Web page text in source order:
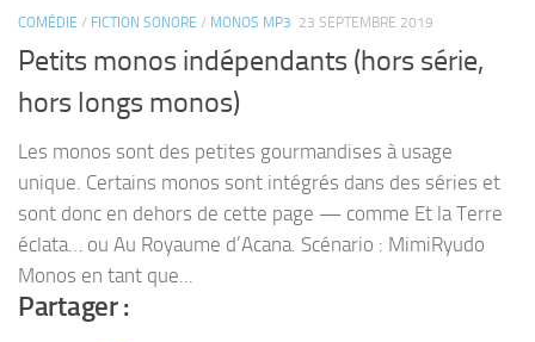
COMÉDIE / FICTION SONORE / MONOS MP3 23 SEPTEMBRE 2019
Petits monos indépendants (hors série,
hors longs monos)
Les monos sont des petites gourmandises à usage
unique. Certains monos sont intégrés dans des séries et
sont donc en dehors de cette page — comme Et la Terre
éclata… ou Au Royaume d’Acana. Scénario : MimiRyudo
Monos en tant que...
Partager :